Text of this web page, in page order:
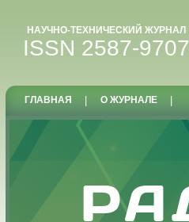
НАУЧНО-ТЕХНИЧЕСКИЙ ЖУРНАЛ
ISSN 2587-9707
ГЛАВНАЯ О ЖУРНАЛЕ